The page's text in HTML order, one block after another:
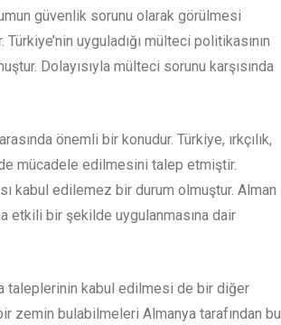
güvenlik sorunu olarak görülmesi
uyguladığı mülteci politikasının
Dolayısıyla mülteci sorunu karşısında
önemli bir konudur. Türkiye, ırkçılık,
mücadele edilmesini talep etmiştir.
kabul edilemez bir durum olmuştur. Alman
etkili bir şekilde uygulanmasına dair
taleplerinin kabul edilmesi de bir diğer
zemin bulabilmeleri Almanya tarafından bu